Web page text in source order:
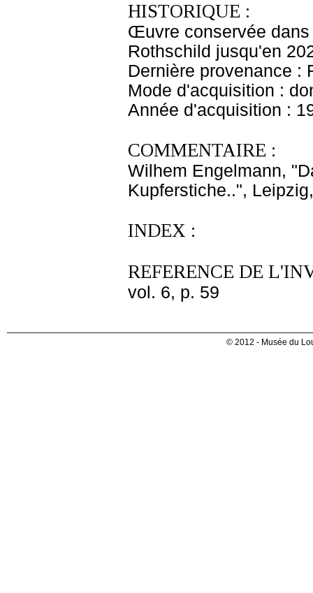
HISTORIQUE :
Œuvre conservée dans
Rothschild jusqu'en
Dernière provenance :
Mode d'acquisition :
Année d'acquisition :
COMMENTAIRE :
Wilhem Engelmann,
Kupferstiche..",
INDEX :
REFERENCE DE
vol. 6, p. 59
© 2012 - Musée du